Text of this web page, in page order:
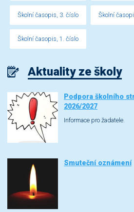
Školní časopis, 3. číslo Školní
Školní časopis, 1. číslo
Aktuality ze školy
Podpora školního
2026/2027
Informace pro žadatele.
Smuteční oznámení